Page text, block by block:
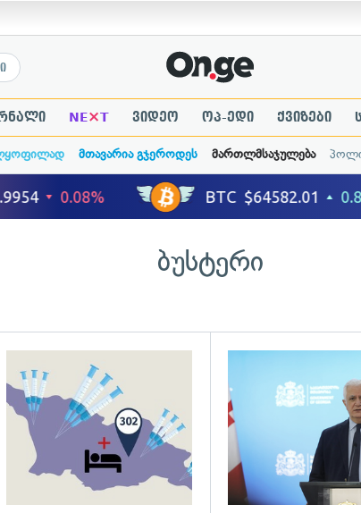
NE×T ვიდეო ოპ-ედი ქვიზები
მთავარია გჯეროდეს მართლმსაჯულება
ბუსტერი